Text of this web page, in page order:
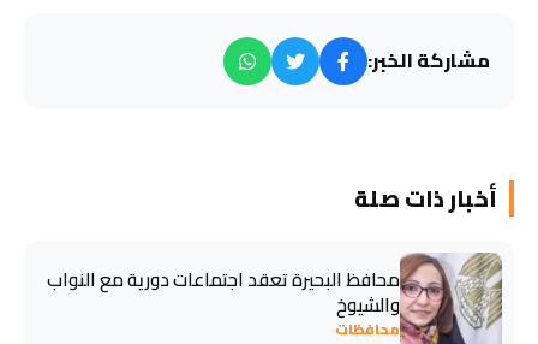
مشاركة الخبر:
أخبار ذات صلة
محافظ البحيرة تعقد اجتماعات دورية مع النواب
والشيوخ
محافظات